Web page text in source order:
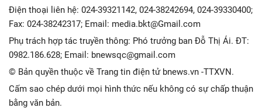
Điện thoại liên hệ: 024-39321142, 024-38242694, 024-39330400;
Fax: 024-38242317; Email: media.bkt@Gmail.com
Phụ trách hợp tác truyền thông: Phó trưởng ban Đỗ Thị Ái. ĐT:
0982.186.628; Email: bnewsqc@gmail.com
© Bản quyền thuộc về Trang tin điện tử bnews.vn -TTXVN.
Cấm sao chép dưới mọi hình thức nếu không có sự chấp thuận
bằng văn bản.